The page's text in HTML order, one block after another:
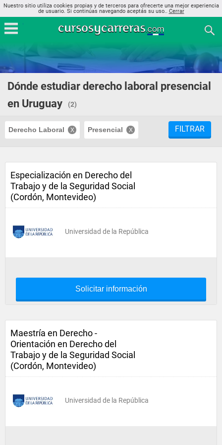
Nuestro sitio utiliza cookies propias y de terceros para ofrecerte una mejor experiencia
de usuario. Si continúas navegando aceptás su uso.. Cerrar
Dónde estudiar derecho laboral presencial
en Uruguay
(2)
Derecho Laboral Presencial FILTRAR
Especialización en Derecho del
Trabajo y de la Seguridad Social
(Cordón, Montevideo)
Universidad de la República
Solicitar información
Maestría en Derecho -
Orientación en Derecho del
Trabajo y de la Seguridad Social
(Cordón, Montevideo)
Universidad de la República